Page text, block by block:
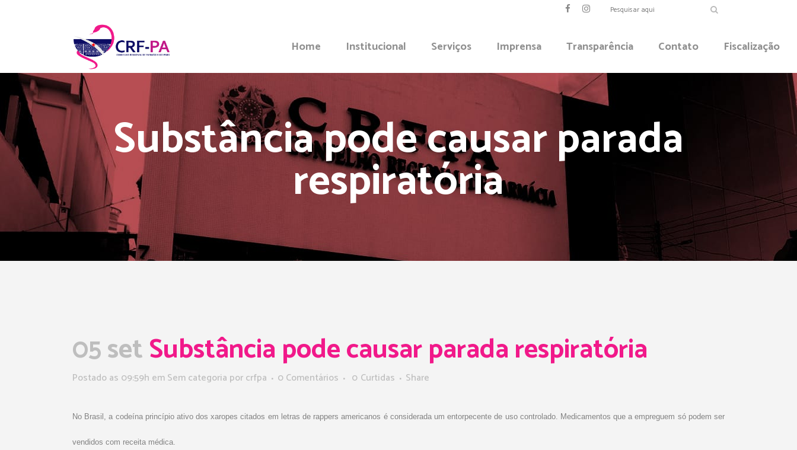
Home Institucional Serviços Imprensa Transparência Contato Fiscalização
Substância pode causar parada
respiratória
05 setSubstância pode causar parada respiratória
Postado as 09:59h em Sem categoria porcrfpa 0 Comentários 0 Curtidas Share
No Brasil, a codeína princípio ativo dos xaropes citados em letras de rappers americanos é considerada um entorpecente de uso controlado. Medicamentos que a empreguem só podem ser
vendidos com receita médica.